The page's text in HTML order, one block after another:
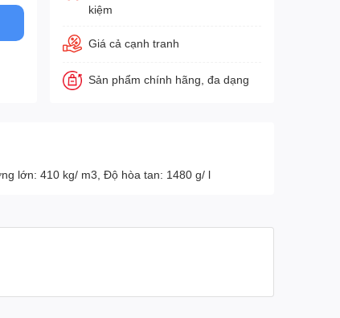
kiệm
Giá cả cạnh tranh
Sản phẩm chính hãng, đa dạng
lớn: 410 kg/ m3, Độ hòa tan: 1480 g/ l